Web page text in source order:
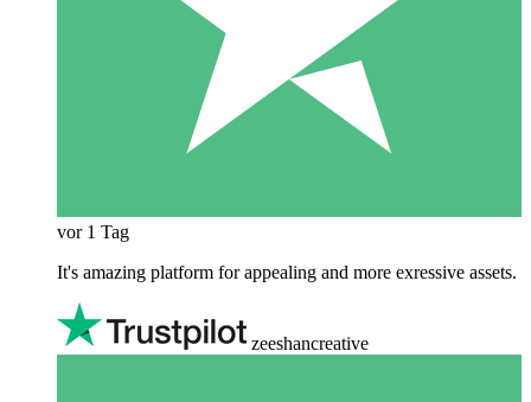
vor 1 Tag
It's amazing platform for appealing and more exressive assets.
zeeshancreative